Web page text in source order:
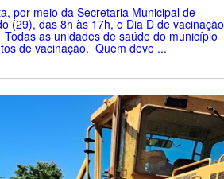
por meio da Secretaria Municipal de
(29), das 8h às 17h, o Dia D de vacinação
as unidades de saúde do município
de vacinação. Quem deve ...